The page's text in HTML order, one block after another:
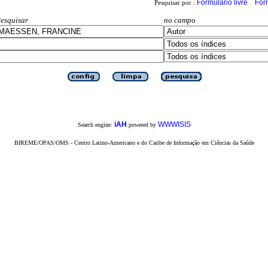
Pesquisar por : Formulário livre
no campo
Search engine: iAH powered by WWWISIS
BIREME/OPAS/OMS - Centro Latino-Americano e do Caribe de Informação em Ciências da Saúde